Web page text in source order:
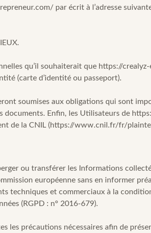
par écrit à l’adresse
qu’il souhaiterait que https://
(carte d’identité ou passeport).
soumises aux obligations qui sont
documents. Enfin, les Utilisateurs de
de la CNIL (https://www.cnil.fr/fr/
ou transférer les Informations
européenne sans en informer
techniques et commerciaux à la
(RGPD : n° 2016-679).
les précautions nécessaires afin de